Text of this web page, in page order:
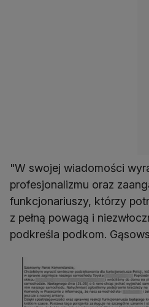
"W swojej wiadomości
profesjonalizmu oraz
funkcjonariuszy, którzy
z pełną powagą i
podkreśla podkom.